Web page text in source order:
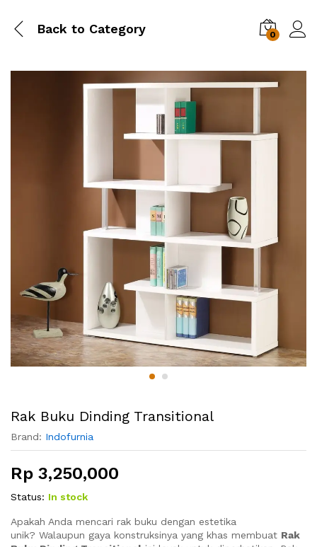
Back to Category 0
Rak Buku Dinding Transitional
Brand: Indofurnia
Rp 3,250,000
Status: In stock
Apakah Anda mencari rak buku dengan estetika
unik? Walaupun gaya konstruksinya yang khas membuat Rak